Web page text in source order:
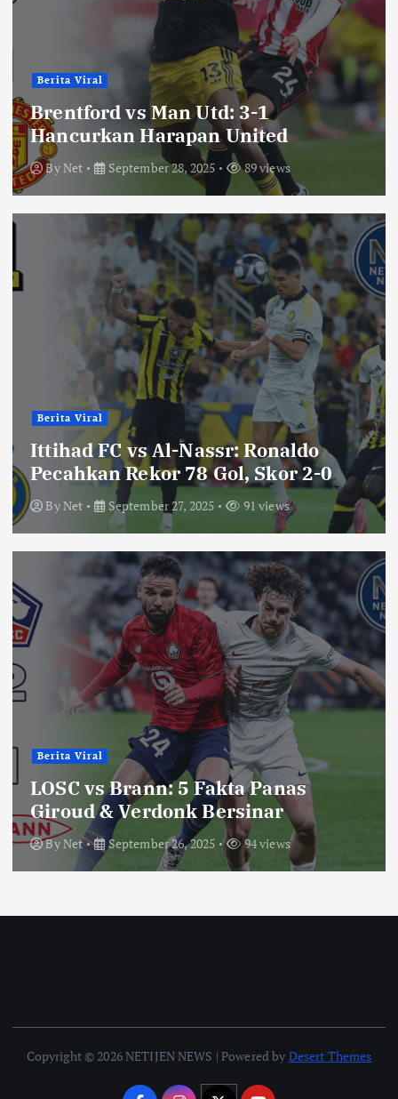
Berita Viral
Brentford vs Man Utd: 3-1
Hancurkan Harapan United
ByNet September 28, 2025 89 views
Berita Viral
Ittihad FC vs Al-Nassr: Ronaldo
Pecahkan Rekor 78 Gol, Skor 2-0
ByNet September 27, 2025 91 views
Berita Viral
LOSC vs Brann: 5 Fakta Panas
Giroud & Verdonk Bersinar
ByNet September 26, 2025 94 views
Copyright © 2026 NETIJEN NEWS | Powered by Desert Themes